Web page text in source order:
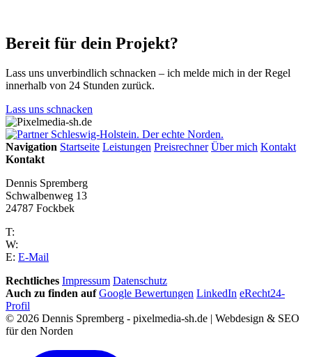
Bereit für dein Projekt?
Lass uns unverbindlich schnacken – ich melde mich in der Regel
innerhalb von 24 Stunden zurück.
Lass uns schnacken
Navigation Startseite Leistungen Preisrechner Über mich Kontakt
Kontakt
Dennis Spremberg
Schwalbenweg 13
24787 Fockbek
T:
W:
E: E-Mail
Rechtliches Impressum Datenschutz
Auch zu finden auf Google Bewertungen LinkedIn eRecht24-
Profil
© 2026 Dennis Spremberg - pixelmedia-sh.de | Webdesign & SEO
für den Norden